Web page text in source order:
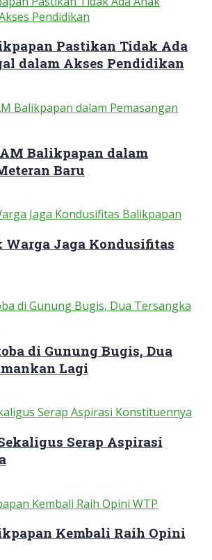
Pastikan Tidak Ada
dalam Akses Pendidikan
Balikpapan dalam
Baru
Jaga Kondusifitas
di Gunung Bugis, Dua
Lagi
Serap Aspirasi
Kembali Raih Opini